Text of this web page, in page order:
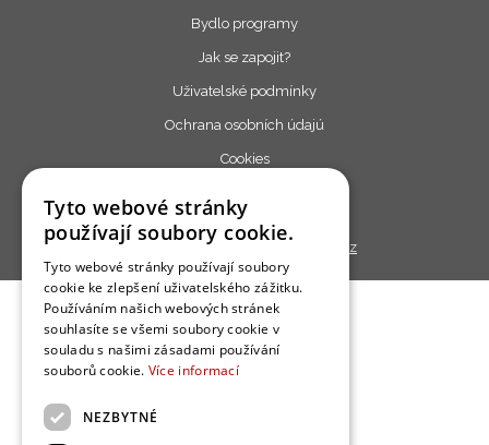
Bydlo programy
Jak se zapojit?
Uživatelské podmínky
Ochrana osobních údajú
Cookies
Copyright © 2013 - 2026, Bydlo.cz
Tyto webové stránky
používají soubory cookie.
Tyto webové stránky používají soubory
cookie ke zlepšení uživatelského zážitku.
Používáním našich webových stránek
souhlasíte se všemi soubory cookie v
souladu s našimi zásadami používání
souborů cookie. Více informací
NEZBYTNÉ